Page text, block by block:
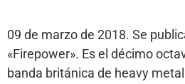
09 de marzo de 2018. Se
«Firepower». Es el décimo
banda británica de heavy